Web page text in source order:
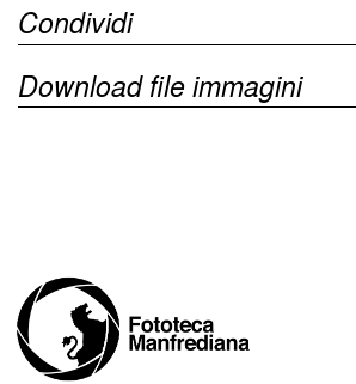
Condividi
Download file immagini